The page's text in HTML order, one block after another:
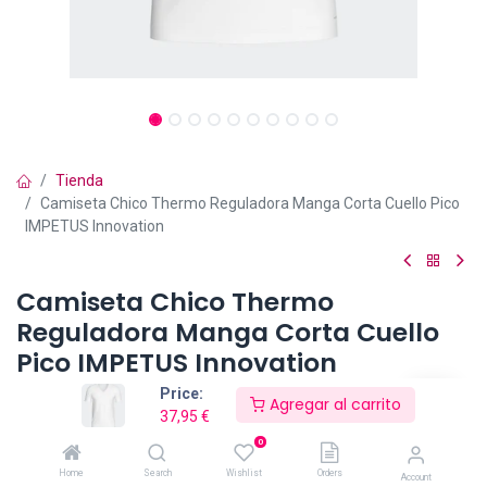
Price:
37,95 €
Agregar al carrito
Home Search
0
Wishlist Orders Account
Tienda
Camiseta Chico Thermo Reguladora Manga Corta Cuello Pico
IMPETUS Innovation
Camiseta Chico Thermo
Reguladora Manga Corta Cuello
Pico IMPETUS Innovation
T-shirt cuello en pico reguladora de temperatura. Revolucionaria
línea de ropa interior termorreguladora, fabricada con fibras
naturales - algodón y viscosa - que incorpora en su composición
Thermocoles ™ de Outlast